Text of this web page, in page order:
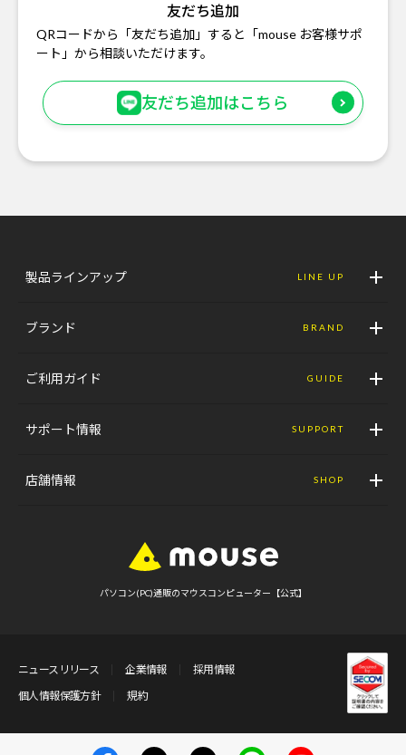
友だち追加
QRコードから「友だち追加」すると「mouse お客様サポ
ート」から相談いただけます。
友だち追加はこちら
製品ラインアップ LINE UP
ブランド BRAND
ご利用ガイド GUIDE
サポート情報 SUPPORT
店舗情報 SHOP
パソコン(PC)通販のマウスコンピューター【公式】
ニュースリリース 企業情報
採用情報
個人情報保護方針
規約